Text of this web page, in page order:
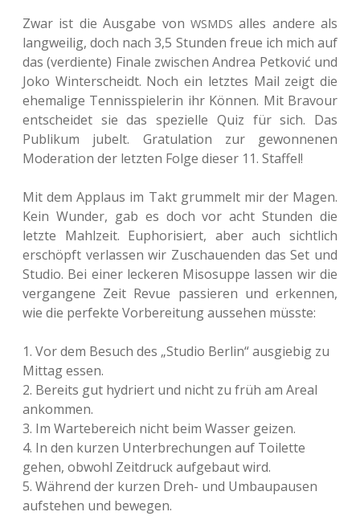
Zwar ist die Aus­ga­be von WSMDS alles andere als
lang­wei­lig, doch nach 3,5 Stun­den freue ich mich auf
das (ver­dien­te) Finale zwi­schen Andrea Pet­ko­vić und
Joko Win­ter­scheidt. Noch ein letz­tes Mail zeigt die
ehe­ma­li­ge Ten­nis­spie­le­rin ihr Können. Mit Bra­vour
ent­schei­det sie das spe­zi­el­le Quiz für sich. Das
Publi­kum jubelt. Gra­tu­la­ti­on zur gewon­ne­nen
Mode­ra­ti­on der letz­ten Folge dieser 11. Staffel!
Mit dem Applaus im Takt grum­melt mir der Magen.
Kein Wunder, gab es doch vor acht Stun­den die
letzte Mahl­zeit. Eupho­ri­siert, aber auch sicht­lich
erschöpft ver­las­sen wir Zuschau­en­den das Set und
Studio. Bei einer lecke­ren Miso­sup­pe lassen wir die
ver­gan­ge­ne Zeit Revue pas­sie­ren und erken­nen,
wie die per­fek­te Vor­be­rei­tung aus­se­hen müsste:
1. Vor dem Besuch des „Studio Berlin“ aus­gie­big zu
Mittag essen.
2. Bereits gut hydriert und nicht zu früh am Areal
ankommen.
3. Im War­te­be­reich nicht beim Wasser geizen.
4. In den kurzen Unter­bre­chun­gen auf Toi­let­te
gehen, obwohl Zeit­druck auf­ge­baut wird.
5. Wäh­rend der kurzen Dreh- und Umbau­pau­sen
auf­ste­hen und bewegen.